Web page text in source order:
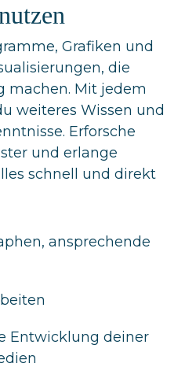
Grafiken und
die
machen. Mit jedem
weiteres Wissen und
Erforsche
und erlange
schnell und direkt
ansprechende
Entwicklung deiner